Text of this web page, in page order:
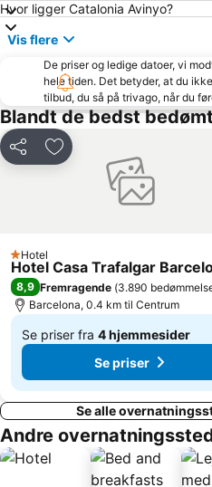
Aire de Barcelona
Barcelona Sants Metro Station
Estadio Cornellà-El Prat
El Poble-sec
Barcelona Shopping Line
Rambla del Poblenou
Barceloneta Metro Station
L'Antiga Esquerra de l'Eixample
Det olympiske stadion
Gaudí
Hvor ligger Catalonia Avinyo?
Vis flere
De priser og ledige datoer, vi
hele tiden. Det betyder, at du
tilbud, du så på trivago, når du
Blandt de bedst
Del Føj til favoritter
1 Stjerner
Hotel
Hotel Casa Trafalgar
8,9 Fremragende (3.890
Barcelona, 0.4 km til Centrum
Se priser fra 4 hjemmesider
Af
665 kr. Se priser
Se alle
Andre